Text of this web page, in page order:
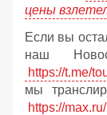
цены
Если вы
наш
https://t.me/
мы
https://